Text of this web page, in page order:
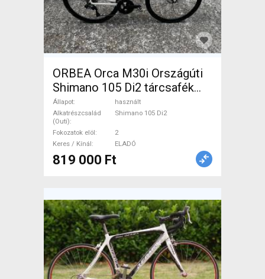
ORBEA Orca M30i Országúti
Shimano 105 Di2 tárcsafék
használt ELADÓ
Állapot
használt
Alkatrészcsalád
(Outi)
Shimano 105 Di2
Fokozatok elöl
2
Keres / Kínál
ELADÓ
819 000 Ft